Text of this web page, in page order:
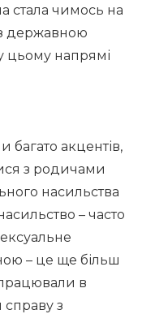
стала чимось на
з державною
цьому напрямі
багато акцентів,
з родичами
насильства
– часто
– це ще більш
в
справу з